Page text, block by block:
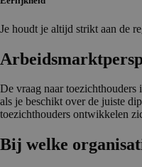
Je houdt je altijd strikt aan de
De vraag naar
als je beschikt over de juiste
toezichthouders ontwikkelen
Bij welke